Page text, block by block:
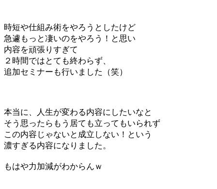
時短や仕組み術をやろうとしたけど
急遽もっと凄いのをやろう！と思い
内容を頑張りすぎて
２時間ではとても終わらず、
追加セミナーも行いました（笑）
本当に、人生が変わる内容にしたいなと
そう思ったらもう居ても立ってもいられず
この内容じゃないと成立しない！という
濃すぎる内容になりました。
もはや力加減がわからんｗ